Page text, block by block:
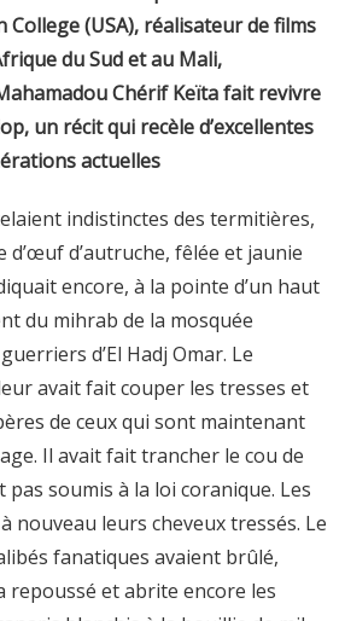
College (USA), réalisateur de films
du Sud et au Mali,
Chérif Keïta fait revivre
un récit qui recèle d’excellentes
actuelles
indistinctes des termitières,
d’œuf d’autruche, fêlée et jaunie
encore, à la pointe d’un haut
du mihrab de la mosquée
d’El Hadj Omar. Le
avait fait couper les tresses et
de ceux qui sont maintenant
Il avait fait trancher le cou de
pas soumis à la loi coranique. Les
nouveau leurs cheveux tressés. Le
fanatiques avaient brûlé,
repoussé et abrite encore les